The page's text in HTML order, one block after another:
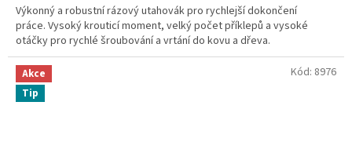
Výkonný a robustní rázový utahovák pro rychlejší dokončení
práce. Vysoký krouticí moment, velký počet příklepů a vysoké
otáčky pro rychlé šroubování a vrtání do kovu a dřeva.
Akce
Tip
Kód: 8976